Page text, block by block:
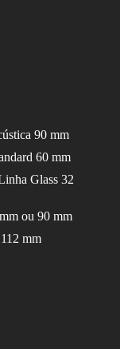
90 mm
60 mm
Glass 32
ou 90 mm
mm